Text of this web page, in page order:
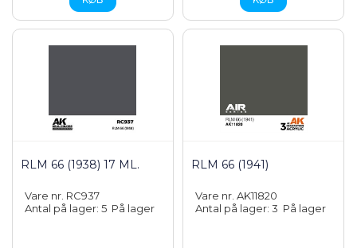
RLM 66 (1938) 17 ML.
Vare nr. RC937
Antal på lager: 5 På lager
RLM 66 (1941)
Vare nr. AK11820
Antal på lager: 3 På lager